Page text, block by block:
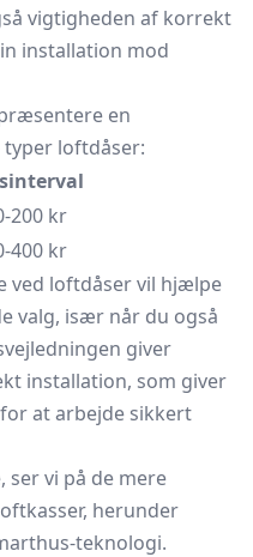
vigtigheden af korrekt
installation mod
en
loftdåser:
200 kr
400 kr
ved loftdåser vil hjælpe
valg, især når du også
giver
installation, som giver
at arbejde sikkert
ser vi på de mere
herunder
teknologi.